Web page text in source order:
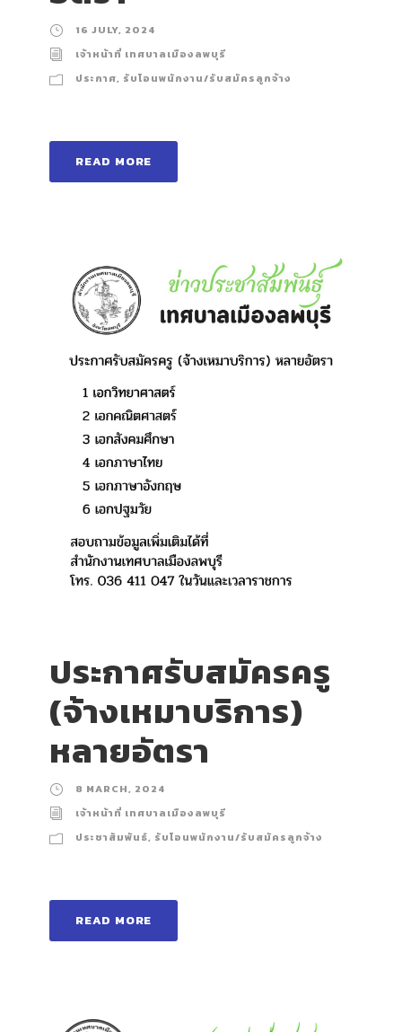
16 JULY, 2024
เจ้าหน้าที่ เทศบาลเมืองลพบุรี
ประกาศ, รับโอนพนักงาน/รับสมัครลูกจ้าง
READ MORE
ประกาศรับสมัครครู
(จ้างเหมาบริการ)
หลายอัตรา
8 MARCH, 2024
เจ้าหน้าที่ เทศบาลเมืองลพบุรี
ประชาสัมพันธ์, รับโอนพนักงาน/รับสมัครลูกจ้าง
READ MORE